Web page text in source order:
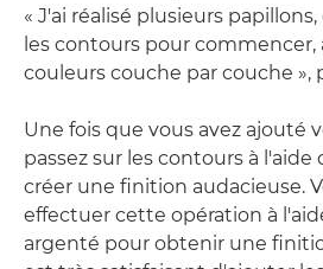
« J'ai réalisé plusieurs
les contours pour
couleurs couche par couche »,
Une fois que vous avez ajouté
passez sur les contours à
créer une finition audacieuse.
effectuer cette opération à
argenté pour obtenir une